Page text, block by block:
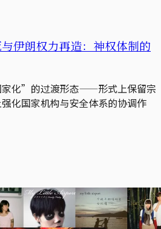
伊朗权力再造：神权体制的
化”的过渡形态——形式上保留宗
化国家机构与安全体系的协调作